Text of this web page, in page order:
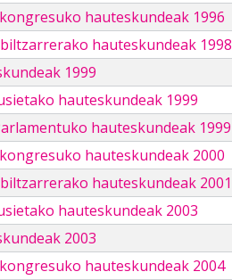
hauteskundeak 1996
hauteskundeak 1998
1999
hauteskundeak 1999
hauteskundeak 1999
hauteskundeak 2000
hauteskundeak 2001
hauteskundeak 2003
2003
hauteskundeak 2004